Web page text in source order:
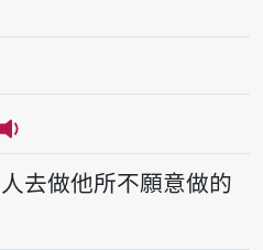
播放音讀bián-kióng
去做他所不願意做的